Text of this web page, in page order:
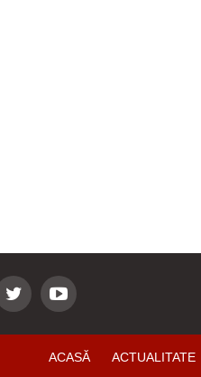
ACASĂ ACTUALITATE